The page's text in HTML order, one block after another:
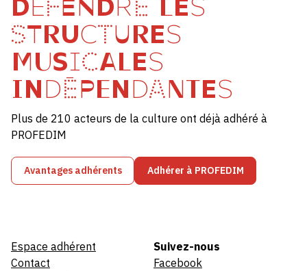
DÉFENDRE LES
STRUCTURES
MUSICALES
INDÉPENDANTES
Plus de 210 acteurs de la culture ont déjà adhéré à
PROFEDIM
Avantages adhérents Adhérer à PROFEDIM
Espace adhérent
Contact
Suivez-nous
Facebook